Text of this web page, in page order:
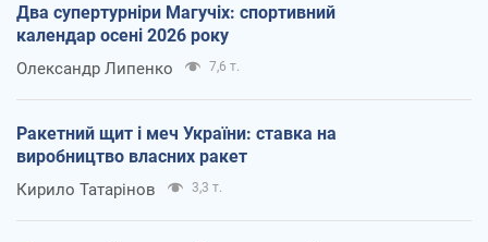
Два супертурніри Магучіх: спортивний
календар осені 2026 року
Олександр Липенко 7,6 т.
Ракетний щит і меч України: ставка на
виробництво власних ракет
Кирило Татарінов 3,3 т.